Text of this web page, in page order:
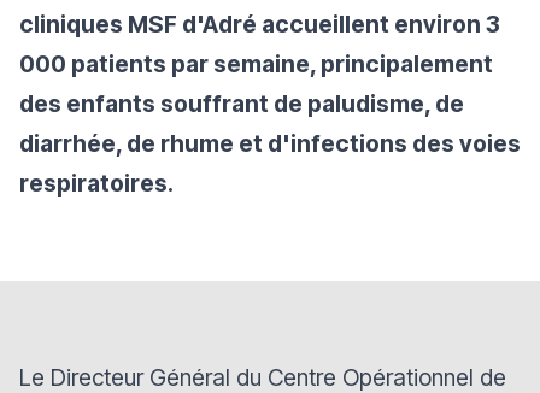
cliniques MSF d'Adré accueillent environ 3
000 patients par semaine, principalement
des enfants souffrant de paludisme, de
diarrhée, de rhume et d'infections des voies
respiratoires.
Le Directeur Général du Centre Opérationnel de